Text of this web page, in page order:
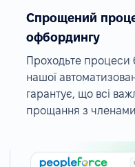
Спрощений
офбордингу
Проходьте процеси
нашої
гарантує, що всі
прощання з